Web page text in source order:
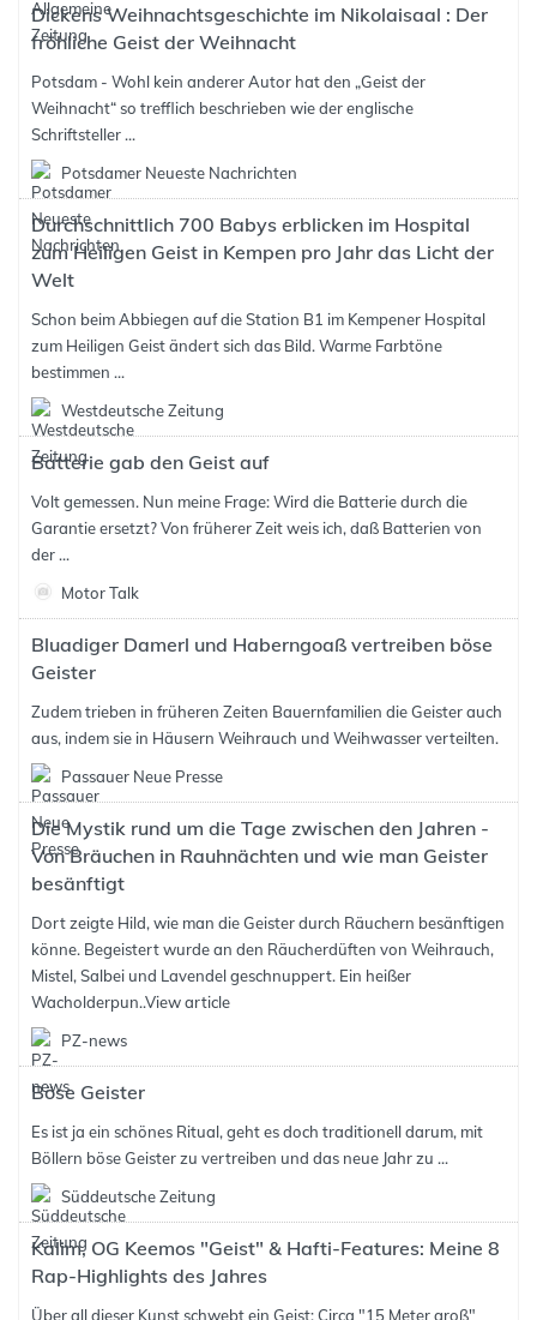
Dickens Weihnachtsgeschichte im Nikolaisaal : Der
fröhliche Geist der Weihnacht
Potsdam - Wohl kein anderer Autor hat den „Geist der
Weihnacht“ so trefflich beschrieben wie der englische
Schriftsteller ...
Potsdamer Neueste Nachrichten
Durchschnittlich 700 Babys erblicken im Hospital
zum Heiligen Geist in Kempen pro Jahr das Licht der
Welt
Schon beim Abbiegen auf die Station B1 im Kempener Hospital
zum Heiligen Geist ändert sich das Bild. Warme Farbtöne
bestimmen ...
Westdeutsche Zeitung
Batterie gab den Geist auf
Volt gemessen. Nun meine Frage: Wird die Batterie durch die
Garantie ersetzt? Von früherer Zeit weis ich, daß Batterien von
der ...
Motor Talk
Bluadiger Damerl und Haberngoaß vertreiben böse
Geister
Zudem trieben in früheren Zeiten Bauernfamilien die Geister auch
aus, indem sie in Häusern Weihrauch und Weihwasser verteilten.
Passauer Neue Presse
Die Mystik rund um die Tage zwischen den Jahren -
Von Bräuchen in Rauhnächten und wie man Geister
besänftigt
Dort zeigte Hild, wie man die Geister durch Räuchern besänftigen
könne. Begeistert wurde an den Räucherdüften von Weihrauch,
Mistel, Salbei und Lavendel geschnuppert. Ein heißer
Wacholderpun..View article
PZ-news
Böse Geister
Es ist ja ein schönes Ritual, geht es doch traditionell darum, mit
Böllern böse Geister zu vertreiben und das neue Jahr zu ...
Süddeutsche Zeitung
Kalim, OG Keemos "Geist" & Hafti-Features: Meine 8
Rap-Highlights des Jahres
Über all dieser Kunst schwebt ein Geist: Circa "15 Meter groß"